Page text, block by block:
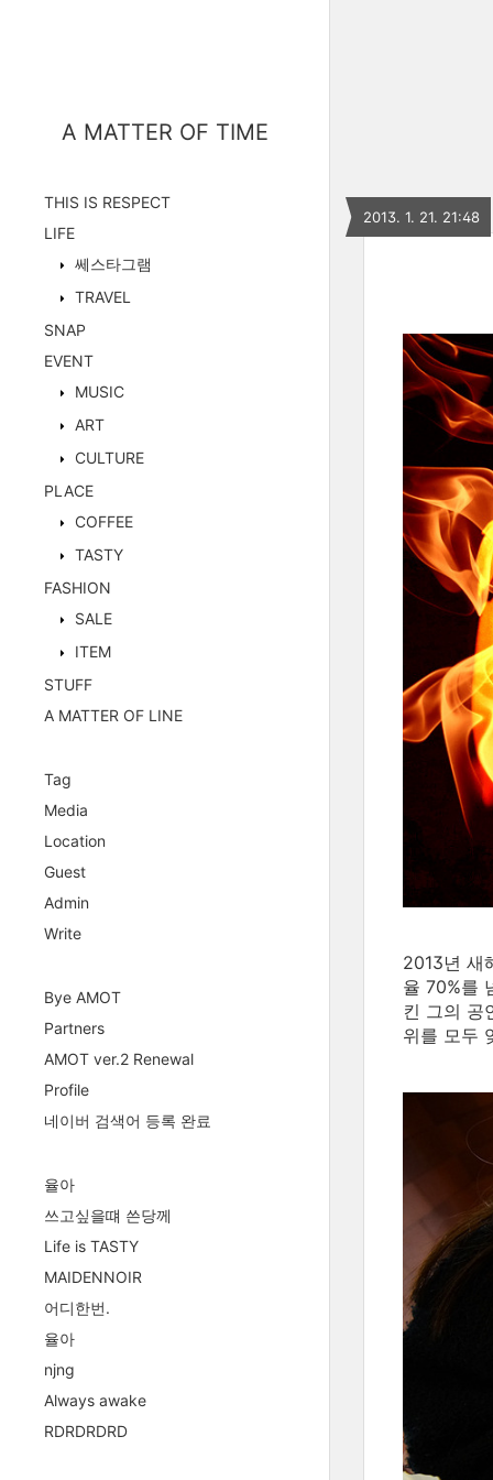
A MATTER OF TIME
THIS IS RESPECT
LIFE
쎄스타그램
TRAVEL
SNAP
EVENT
MUSIC
ART
CULTURE
PLACE
COFFEE
TASTY
FASHION
SALE
ITEM
STUFF
A MATTER OF LINE
Tag
Media
Location
Guest
Admin
Write
Bye AMOT
Partners
AMOT ver.2 Renewal
Profile
네이버 검색어 등록 완료
율아
쓰고싶을떄 쓴당께
Life is TASTY
MAIDENNOIR
어디한번.
율아
njng
Always awake
RDRDRDRD
2013. 1. 21. 21:48
2013년 새
율 70%를
킨 그의 공
위를 모두